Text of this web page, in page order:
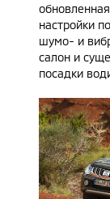
настройки
шумо- и
салон и
посадки